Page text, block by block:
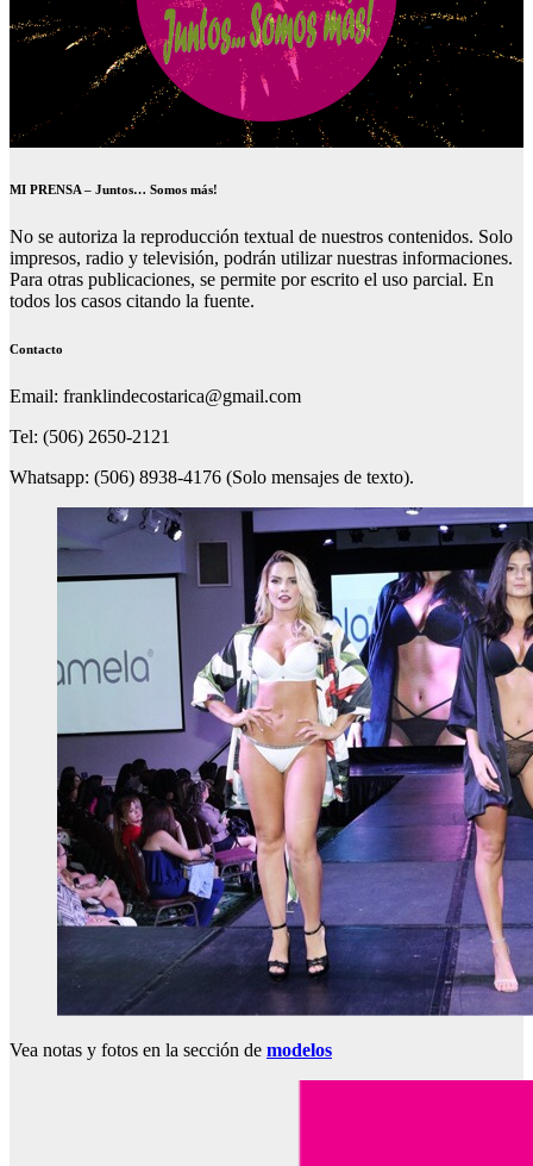
MI PRENSA – Juntos… Somos más!
No se autoriza la reproducción textual de nuestros contenidos. Solo
impresos, radio y televisión, podrán utilizar nuestras informaciones.
Para otras publicaciones, se permite por escrito el uso parcial. En
todos los casos citando la fuente.
Contacto
Email: franklindecostarica@gmail.com
Tel: (506) 2650-2121
Whatsapp: (506) 8938-4176 (Solo mensajes de texto).
Vea notas y fotos en la sección de modelos